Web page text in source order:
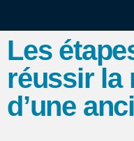
Les
réussir la
d’une